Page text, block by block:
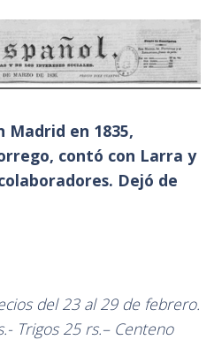
Madrid en 1835,
contó con Larra y
Dejó de
del 23 al 29 de febrero.
Trigos 25 rs.– Centeno